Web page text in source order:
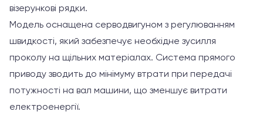
візерункові рядки.
Модель оснащена серводвигуном з регулюванням
швидкості, який забезпечує необхідне зусилля
проколу на щільних матеріалах. Система прямого
приводу зводить до мінімуму втрати при передачі
потужності на вал машини, що зменшує витрати
електроенергії.